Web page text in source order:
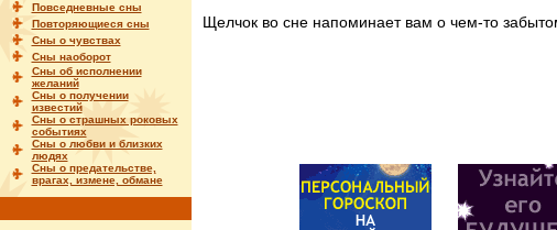
Повседневные сны
Повторяющиеся сны
Сны о чувствах
Сны наоборот
Сны об исполнении
желаний
Сны о получении
известий
Сны о страшных роковых
событиях
Сны о любви и близких
людях
Сны о предательстве,
врагах, измене, обмане
Щелчок во сне напоминает вам о чем-то